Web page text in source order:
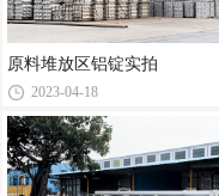
原料堆放区铝锭实拍
2023-04-18